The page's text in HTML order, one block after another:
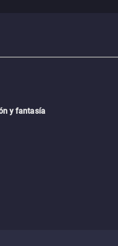
y fantasía